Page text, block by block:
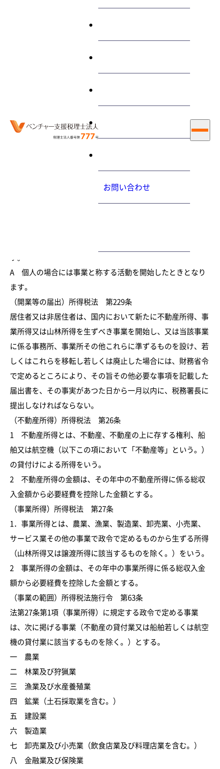
お問い合わせ
プチ税務！創業したら確定
申告が必要なの？
最新情報 大内力の経営コラム
す。
A 個人の場合には事業と称する活動を開始したときとなり
ます。
（開業等の届出）所得税法 第229条
居住者又は非居住者は、国内において新たに不動産所得、事
業所得又は山林所得を生ずべき事業を開始し、又は当該事業
に係る事務所、事業所その他これらに準ずるものを設け、若
しくはこれらを移転し若しくは廃止した場合には、財務省令
で定めるところにより、その旨その他必要な事項を記載した
届出書を、その事実があつた日から一月以内に、税務署長に
提出しなければならない。
（不動産所得）所得税法 第26条
1 不動産所得とは、不動産、不動産の上に存する権利、船
舶又は航空機（以下この項において「不動産等」という。）
の貸付けによる所得をいう。
2 不動産所得の金額は、その年中の不動産所得に係る総収
入金額から必要経費を控除した金額とする。
（事業所得）所得税法 第27条
1．事業所得とは、農業、漁業、製造業、卸売業、小売業、
サービス業その他の事業で政令で定めるものから生ずる所得
（山林所得又は譲渡所得に該当するものを除く。）をいう。
2 事業所得の金額は、その年中の事業所得に係る総収入金
額から必要経費を控除した金額とする。
（事業の範囲）所得税法施行令 第63条
法第27条第1項（事業所得）に規定する政令で定める事業
は、次に掲げる事業（不動産の貸付業又は船舶若しくは航空
機の貸付業に該当するものを除く。）とする。
一 農業
二 林業及び狩猟業
三 漁業及び水産養殖業
四 鉱業（土石採取業を含む。）
五 建設業
六 製造業
七 卸売業及び小売業（飲食店業及び料理店業を含む。）
八 金融業及び保険業